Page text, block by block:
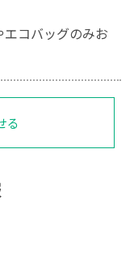
エコバッグのみお
る